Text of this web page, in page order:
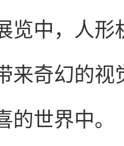
览中，人形
来奇幻的
的世界中。